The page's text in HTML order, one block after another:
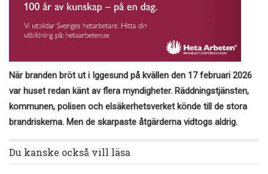
När branden bröt ut i Iggesund på kvällen den 17 februari 2026
var huset redan känt av flera myndigheter. Räddningstjänsten,
kommunen, polisen och elsäkerhetsverket könde till de stora
brandriskerna. Men de skarpaste åtgärderna vidtogs aldrig.
Du kanske också vill läsa